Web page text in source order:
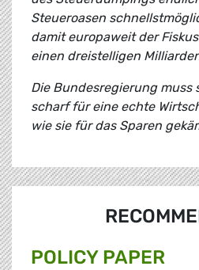
Steueroasen
damit europaweit der
einen dreistelligen
Die Bundesregierung muss
scharf für eine echte
wie sie für das Sparen
POLICY PAPER